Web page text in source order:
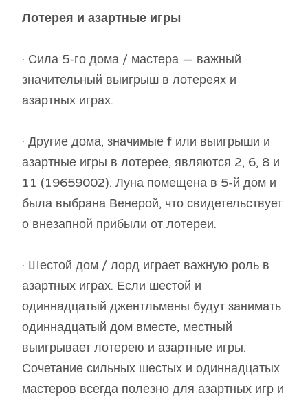
Лотерея и азартные игры
· Сила 5-го дома / мастера — важный
значительный выигрыш в лотереях и
азартных играх.
· Другие дома, значимые f или выигрыши и
азартные игры в лотерее, являются 2, 6, 8 и
11 (19659002). Луна помещена в 5-й дом и
была выбрана Венерой, что свидетельствует
о внезапной прибыли от лотереи.
· Шестой дом / лорд играет важную роль в
азартных играх. Если шестой и
одиннадцатый джентльмены будут занимать
одиннадцатый дом вместе, местный
выигрывает лотерею и азартные игры.
Сочетание сильных шестых и одиннадцатых
мастеров всегда полезно для азартных игр и